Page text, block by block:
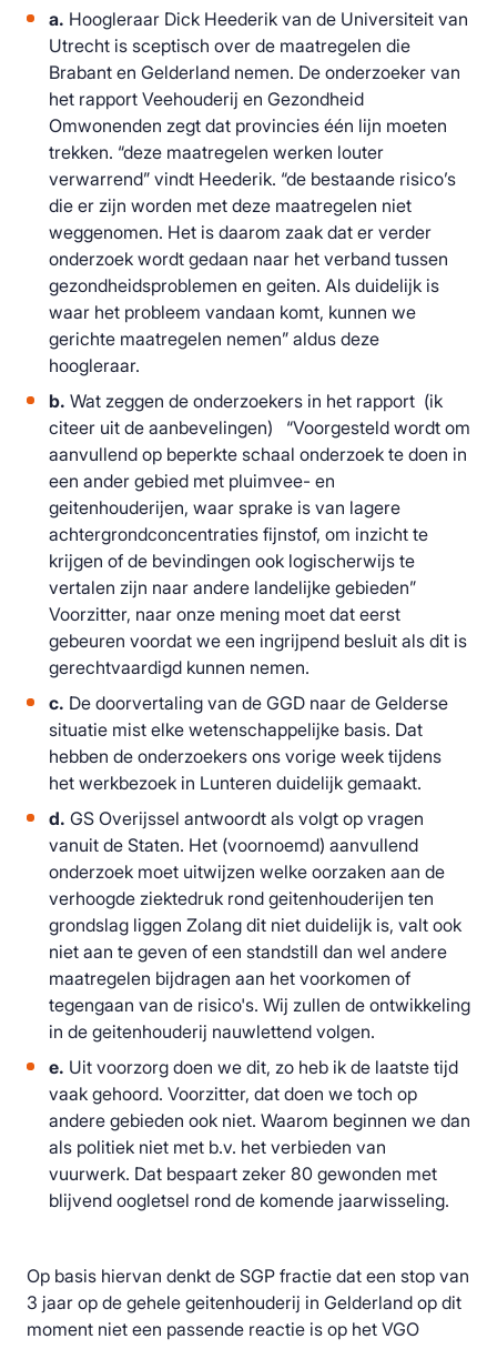
a. Hoogleraar Dick Heederik van de Universiteit van
Utrecht is sceptisch over de maatregelen die
Brabant en Gelderland nemen. De onderzoeker van
het rapport Veehouderij en Gezondheid
Omwonenden zegt dat provincies één lijn moeten
trekken. “deze maatregelen werken louter
verwarrend” vindt Heederik. “de bestaande risico’s
die er zijn worden met deze maatregelen niet
weggenomen. Het is daarom zaak dat er verder
onderzoek wordt gedaan naar het verband tussen
gezondheidsproblemen en geiten. Als duidelijk is
waar het probleem vandaan komt, kunnen we
gerichte maatregelen nemen” aldus deze
hoogleraar.
b. Wat zeggen de onderzoekers in het rapport (ik
citeer uit de aanbevelingen) “Voorgesteld wordt om
aanvullend op beperkte schaal onderzoek te doen in
een ander gebied met pluimvee- en
geitenhouderijen, waar sprake is van lagere
achtergrondconcentraties fijnstof, om inzicht te
krijgen of de bevindingen ook logischerwijs te
vertalen zijn naar andere landelijke gebieden”
Voorzitter, naar onze mening moet dat eerst
gebeuren voordat we een ingrijpend besluit als dit is
gerechtvaardigd kunnen nemen.
c. De doorvertaling van de GGD naar de Gelderse
situatie mist elke wetenschappelijke basis. Dat
hebben de onderzoekers ons vorige week tijdens
het werkbezoek in Lunteren duidelijk gemaakt.
d. GS Overijssel antwoordt als volgt op vragen
vanuit de Staten. Het (voornoemd) aanvullend
onderzoek moet uitwijzen welke oorzaken aan de
verhoogde ziektedruk rond geitenhouderijen ten
grondslag liggen Zolang dit niet duidelijk is, valt ook
niet aan te geven of een standstill dan wel andere
maatregelen bijdragen aan het voorkomen of
tegengaan van de risico's. Wij zullen de ontwikkeling
in de geitenhouderij nauwlettend volgen.
e. Uit voorzorg doen we dit, zo heb ik de laatste tijd
vaak gehoord. Voorzitter, dat doen we toch op
andere gebieden ook niet. Waarom beginnen we dan
als politiek niet met b.v. het verbieden van
vuurwerk. Dat bespaart zeker 80 gewonden met
blijvend oogletsel rond de komende jaarwisseling.
Op basis hiervan denkt de SGP fractie dat een stop van
3 jaar op de gehele geitenhouderij in Gelderland op dit
moment niet een passende reactie is op het VGO